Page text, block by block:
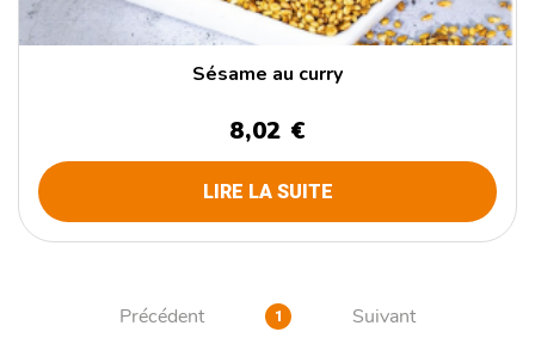
Sésame au curry
8,02 €
LIRE LA SUITE
Précédent 1 Suivant